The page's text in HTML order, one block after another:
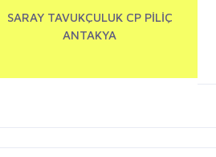
SARAY TAVUKÇULUK CP PİLİÇ
ANTAKYA